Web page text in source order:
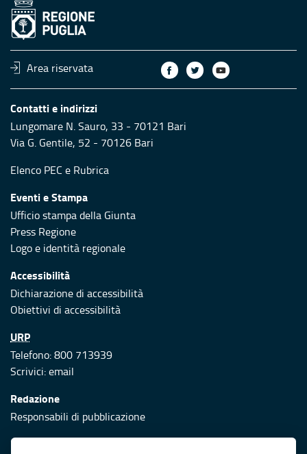
Area riservata
Contatti e indirizzi
Lungomare N. Sauro, 33 - 70121 Bari
Via G. Gentile, 52 - 70126 Bari
Elenco PEC e Rubrica
Eventi e Stampa
Ufficio stampa della Giunta
Press Regione
Logo e identità regionale
Accessibilità
Dichiarazione di accessibilità
Obiettivi di accessibilità
URP
Telefono: 800 713939
Scrivici:email
Redazione
Responsabili di pubblicazione
Protezione civile